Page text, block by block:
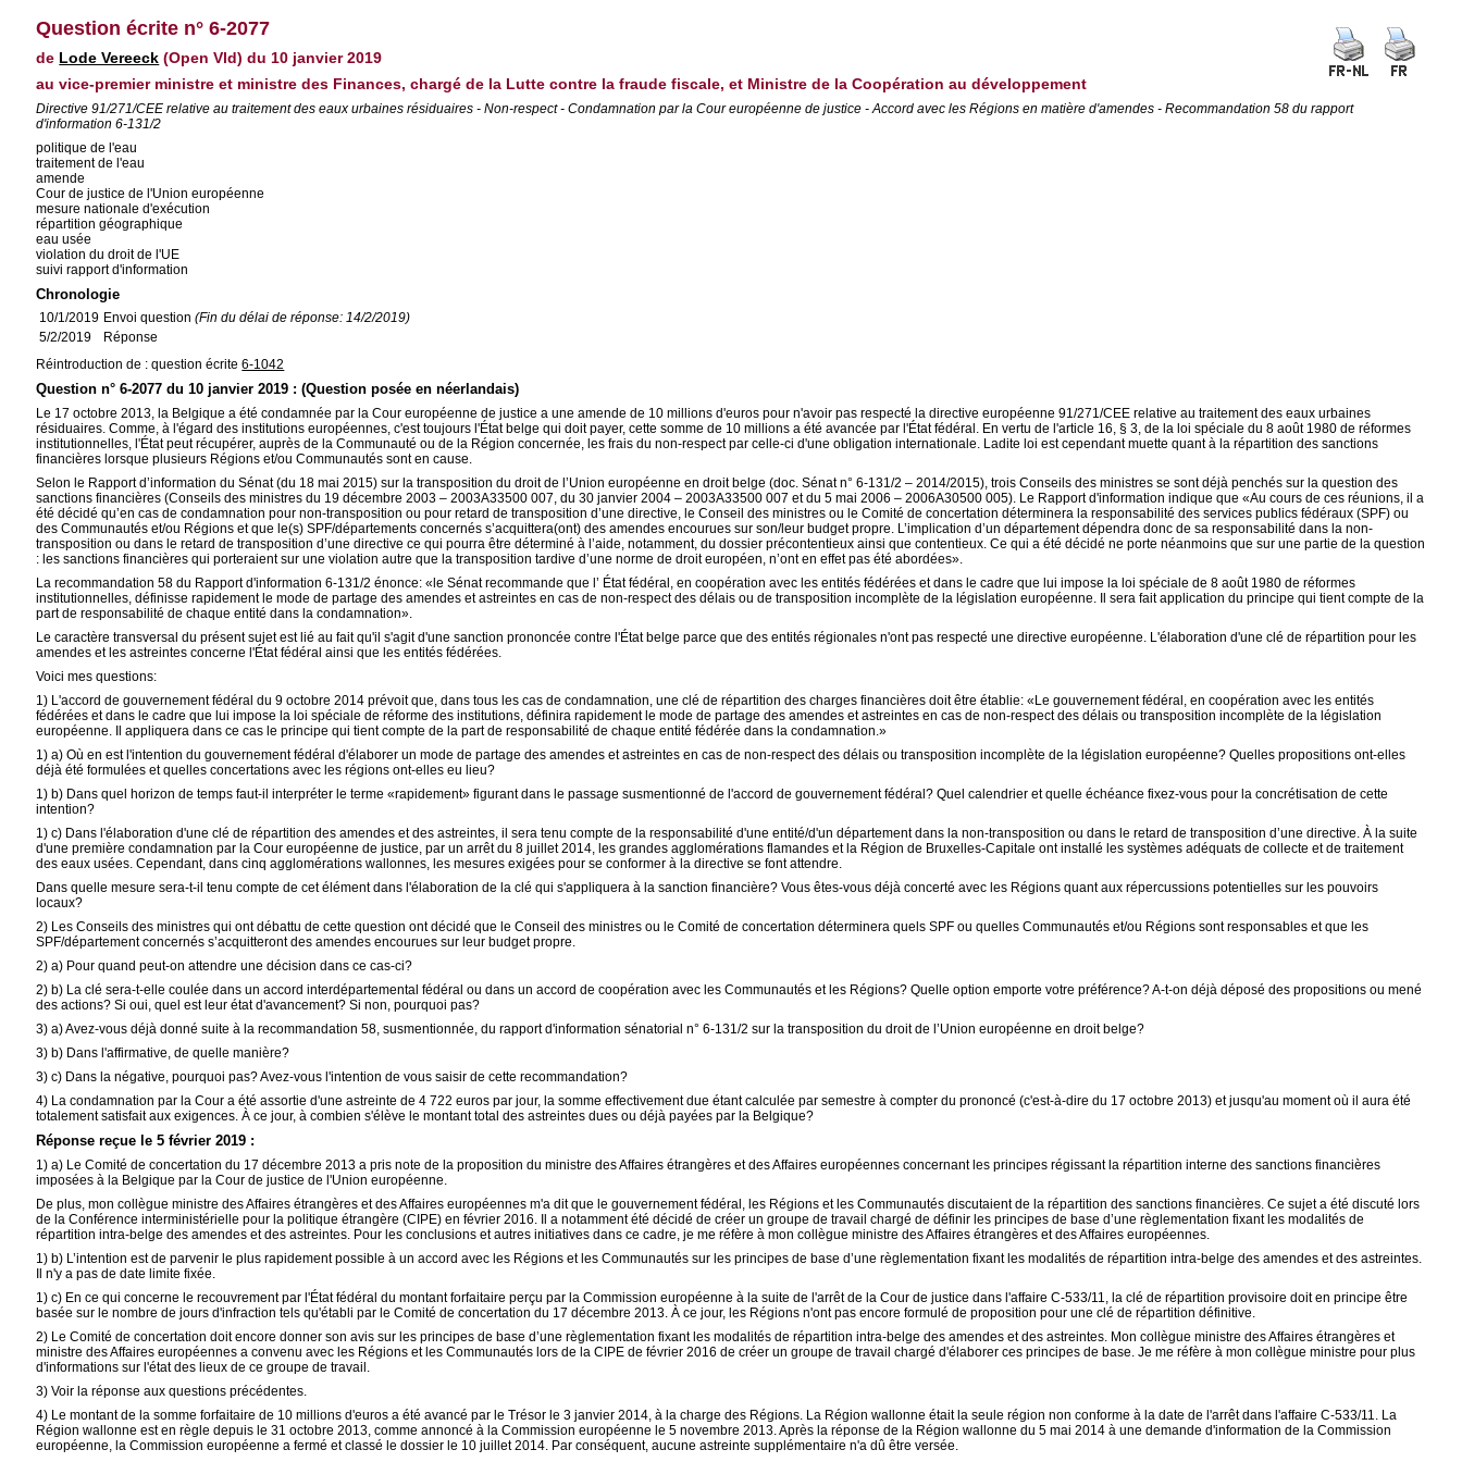
Question écrite n° 6-2077
de Lode Vereeck (Open Vld) du 10 janvier 2019
au vice-premier ministre et ministre des Finances, chargé de la Lutte contre la fraude fiscale, et Ministre de la Coopération au développement
Directive 91/271/CEE relative au traitement des eaux urbaines résiduaires - Non-respect - Condamnation par la Cour européenne de justice - Accord avec les Régions en matière d'amendes - Recommandation 58 du rapport
d'information 6-131/2
politique de l'eau
traitement de l'eau
amende
Cour de justice de l'Union européenne
mesure nationale d'exécution
répartition géographique
eau usée
violation du droit de l'UE
suivi rapport d'information
Chronologie
10/1/2019 Envoi question(Fin du délai de réponse: 14/2/2019)
5/2/2019
Réponse
Réintroduction de : question écrite6-1042
Question n° 6-2077 du 10 janvier 2019 : (Question posée en néerlandais)
Le 17 octobre 2013, la Belgique a été condamnée par la Cour européenne de justice a une amende de 10 millions d'euros pour n'avoir pas respecté la directive européenne 91/271/CEE relative au traitement des eaux urbaines
résiduaires. Comme, à l'égard des institutions européennes, c'est toujours l'État belge qui doit payer, cette somme de 10 millions a été avancée par l'État fédéral. En vertu de l'article 16, § 3, de la loi spéciale du 8 août 1980 de réformes
institutionnelles, l'État peut récupérer, auprès de la Communauté ou de la Région concernée, les frais du non-respect par celle-ci d'une obligation internationale. Ladite loi est cependant muette quant à la répartition des sanctions
financières lorsque plusieurs Régions et/ou Communautés sont en cause.
Selon le Rapport d’information du Sénat (du 18 mai 2015) sur la transposition du droit de l’Union européenne en droit belge (doc. Sénat n° 6-131/2 – 2014/2015), trois Conseils des ministres se sont déjà penchés sur la question des
sanctions financières (Conseils des ministres du 19 décembre 2003 – 2003A33500 007, du 30 janvier 2004 – 2003A33500 007 et du 5 mai 2006 – 2006A30500 005). Le Rapport d'information indique que «Au cours de ces réunions, il a
été décidé qu’en cas de condamnation pour non-transposition ou pour retard de transposition d’une directive, le Conseil des ministres ou le Comité de concertation déterminera la responsabilité des services publics fédéraux (SPF) ou
des Communautés et/ou Régions et que le(s) SPF/départements concernés s’acquittera(ont) des amendes encourues sur son/leur budget propre. L’implication d’un département dépendra donc de sa responsabilité dans la non-
transposition ou dans le retard de transposition d’une directive ce qui pourra être déterminé à l’aide, notamment, du dossier précontentieux ainsi que contentieux. Ce qui a été décidé ne porte néanmoins que sur une partie de la question
: les sanctions financières qui porteraient sur une violation autre que la transposition tardive d’une norme de droit européen, n’ont en effet pas été abordées».
La recommandation 58 du Rapport d'information 6-131/2 énonce: «le Sénat recommande que l’ État fédéral, en coopération avec les entités fédérées et dans le cadre que lui impose la loi spéciale de 8 août 1980 de réformes
institutionnelles, définisse rapidement le mode de partage des amendes et astreintes en cas de non-respect des délais ou de transposition incomplète de la législation européenne. Il sera fait application du principe qui tient compte de la
part de responsabilité de chaque entité dans la condamnation».
Le caractère transversal du présent sujet est lié au fait qu'il s'agit d'une sanction prononcée contre l'État belge parce que des entités régionales n'ont pas respecté une directive européenne. L'élaboration d'une clé de répartition pour les
amendes et les astreintes concerne l'État fédéral ainsi que les entités fédérées.
Voici mes questions:
1) L'accord de gouvernement fédéral du 9 octobre 2014 prévoit que, dans tous les cas de condamnation, une clé de répartition des charges financières doit être établie: «Le gouvernement fédéral, en coopération avec les entités
fédérées et dans le cadre que lui impose la loi spéciale de réforme des institutions, définira rapidement le mode de partage des amendes et astreintes en cas de non-respect des délais ou transposition incomplète de la législation
européenne. Il appliquera dans ce cas le principe qui tient compte de la part de responsabilité de chaque entité fédérée dans la condamnation.»
1) a) Où en est l'intention du gouvernement fédéral d'élaborer un mode de partage des amendes et astreintes en cas de non-respect des délais ou transposition incomplète de la législation européenne? Quelles propositions ont-elles
déjà été formulées et quelles concertations avec les régions ont-elles eu lieu?
1) b) Dans quel horizon de temps faut-il interpréter le terme «rapidement» figurant dans le passage susmentionné de l'accord de gouvernement fédéral? Quel calendrier et quelle échéance fixez-vous pour la concrétisation de cette
intention?
1) c) Dans l'élaboration d'une clé de répartition des amendes et des astreintes, il sera tenu compte de la responsabilité d'une entité/d'un département dans la non-transposition ou dans le retard de transposition d’une directive. À la suite
d'une première condamnation par la Cour européenne de justice, par un arrêt du 8 juillet 2014, les grandes agglomérations flamandes et la Région de Bruxelles-Capitale ont installé les systèmes adéquats de collecte et de traitement
des eaux usées. Cependant, dans cinq agglomérations wallonnes, les mesures exigées pour se conformer à la directive se font attendre.
Dans quelle mesure sera-t-il tenu compte de cet élément dans l'élaboration de la clé qui s'appliquera à la sanction financière? Vous êtes-vous déjà concerté avec les Régions quant aux répercussions potentielles sur les pouvoirs
locaux?
2) Les Conseils des ministres qui ont débattu de cette question ont décidé que le Conseil des ministres ou le Comité de concertation déterminera quels SPF ou quelles Communautés et/ou Régions sont responsables et que les
SPF/département concernés s’acquitteront des amendes encourues sur leur budget propre.
2) a) Pour quand peut-on attendre une décision dans ce cas-ci?
2) b) La clé sera-t-elle coulée dans un accord interdépartemental fédéral ou dans un accord de coopération avec les Communautés et les Régions? Quelle option emporte votre préférence? A-t-on déjà déposé des propositions ou mené
des actions? Si oui, quel est leur état d'avancement? Si non, pourquoi pas?
3) a) Avez-vous déjà donné suite à la recommandation 58, susmentionnée, du rapport d'information sénatorial n° 6-131/2 sur la transposition du droit de l’Union européenne en droit belge?
3) b) Dans l'affirmative, de quelle manière?
3) c) Dans la négative, pourquoi pas? Avez-vous l'intention de vous saisir de cette recommandation?
4) La condamnation par la Cour a été assortie d'une astreinte de 4 722 euros par jour, la somme effectivement due étant calculée par semestre à compter du prononcé (c'est-à-dire du 17 octobre 2013) et jusqu'au moment où il aura été
totalement satisfait aux exigences. À ce jour, à combien s'élève le montant total des astreintes dues ou déjà payées par la Belgique?
Réponse reçue le 5 février 2019 :
1) a) Le Comité de concertation du 17 décembre 2013 a pris note de la proposition du ministre des Affaires étrangères et des Affaires européennes concernant les principes régissant la répartition interne des sanctions financières
imposées à la Belgique par la Cour de justice de l'Union européenne.
De plus, mon collègue ministre des Affaires étrangères et des Affaires européennes m'a dit que le gouvernement fédéral, les Régions et les Communautés discutaient de la répartition des sanctions financières. Ce sujet a été discuté lors
de la Conférence interministérielle pour la politique étrangère (CIPE) en février 2016. Il a notamment été décidé de créer un groupe de travail chargé de définir les principes de base d’une règlementation fixant les modalités de
répartition intra-belge des amendes et des astreintes. Pour les conclusions et autres initiatives dans ce cadre, je me réfère à mon collègue ministre des Affaires étrangères et des Affaires européennes.
1) b) L’intention est de parvenir le plus rapidement possible à un accord avec les Régions et les Communautés sur les principes de base d’une règlementation fixant les modalités de répartition intra-belge des amendes et des astreintes.
Il n'y a pas de date limite fixée.
1) c) En ce qui concerne le recouvrement par l'État fédéral du montant forfaitaire perçu par la Commission européenne à la suite de l'arrêt de la Cour de justice dans l'affaire C-533/11, la clé de répartition provisoire doit en principe être
basée sur le nombre de jours d'infraction tels qu'établi par le Comité de concertation du 17 décembre 2013. À ce jour, les Régions n'ont pas encore formulé de proposition pour une clé de répartition définitive.
2) Le Comité de concertation doit encore donner son avis sur les principes de base d’une règlementation fixant les modalités de répartition intra-belge des amendes et des astreintes. Mon collègue ministre des Affaires étrangères et
ministre des Affaires européennes a convenu avec les Régions et les Communautés lors de la CIPE de février 2016 de créer un groupe de travail chargé d'élaborer ces principes de base. Je me réfère à mon collègue ministre pour plus
d'informations sur l'état des lieux de ce groupe de travail.
3) Voir la réponse aux questions précédentes.
4) Le montant de la somme forfaitaire de 10 millions d'euros a été avancé par le Trésor le 3 janvier 2014, à la charge des Régions. La Région wallonne était la seule région non conforme à la date de l'arrêt dans l'affaire C-533/11. La
Région wallonne est en règle depuis le 31 octobre 2013, comme annoncé à la Commission européenne le 5 novembre 2013. Après la réponse de la Région wallonne du 5 mai 2014 à une demande d'information de la Commission
européenne, la Commission européenne a fermé et classé le dossier le 10 juillet 2014. Par conséquent, aucune astreinte supplémentaire n'a dû être versée.